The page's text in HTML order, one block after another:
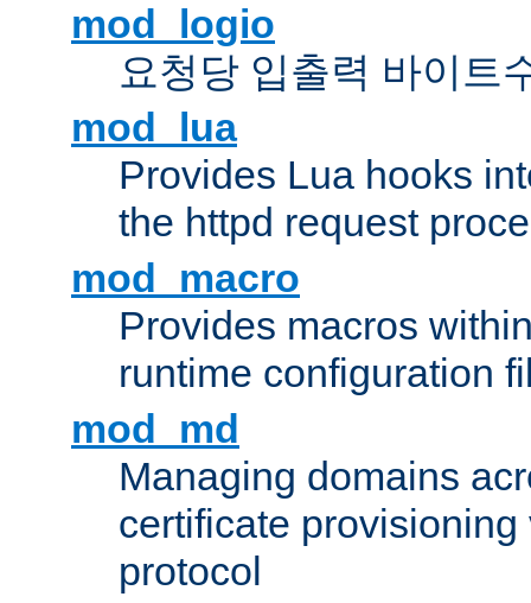
mod_logio
요청당 입출력 바이트
mod_lua
Provides Lua hooks
the httpd request
mod_macro
Provides macros
runtime configuration
mod_md
Managing domains
certificate provisioning
protocol